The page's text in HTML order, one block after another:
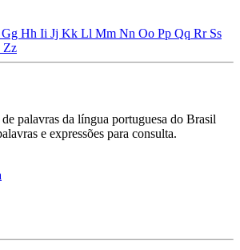
Gg Hh Ii Jj Kk Ll Mm Nn Oo Pp Qq Rr Ss
Zz
palavras da língua portuguesa do Brasil
e expressões para consulta.